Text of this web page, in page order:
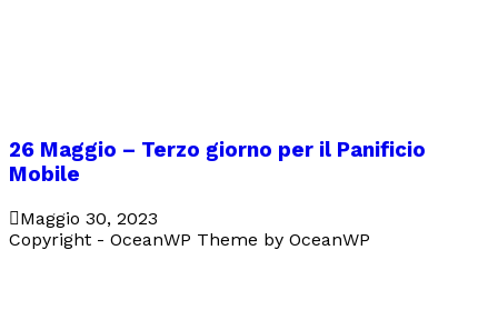
26 Maggio – Terzo giorno per il Panificio
Mobile
Maggio 30, 2023
Copyright - OceanWP Theme by OceanWP